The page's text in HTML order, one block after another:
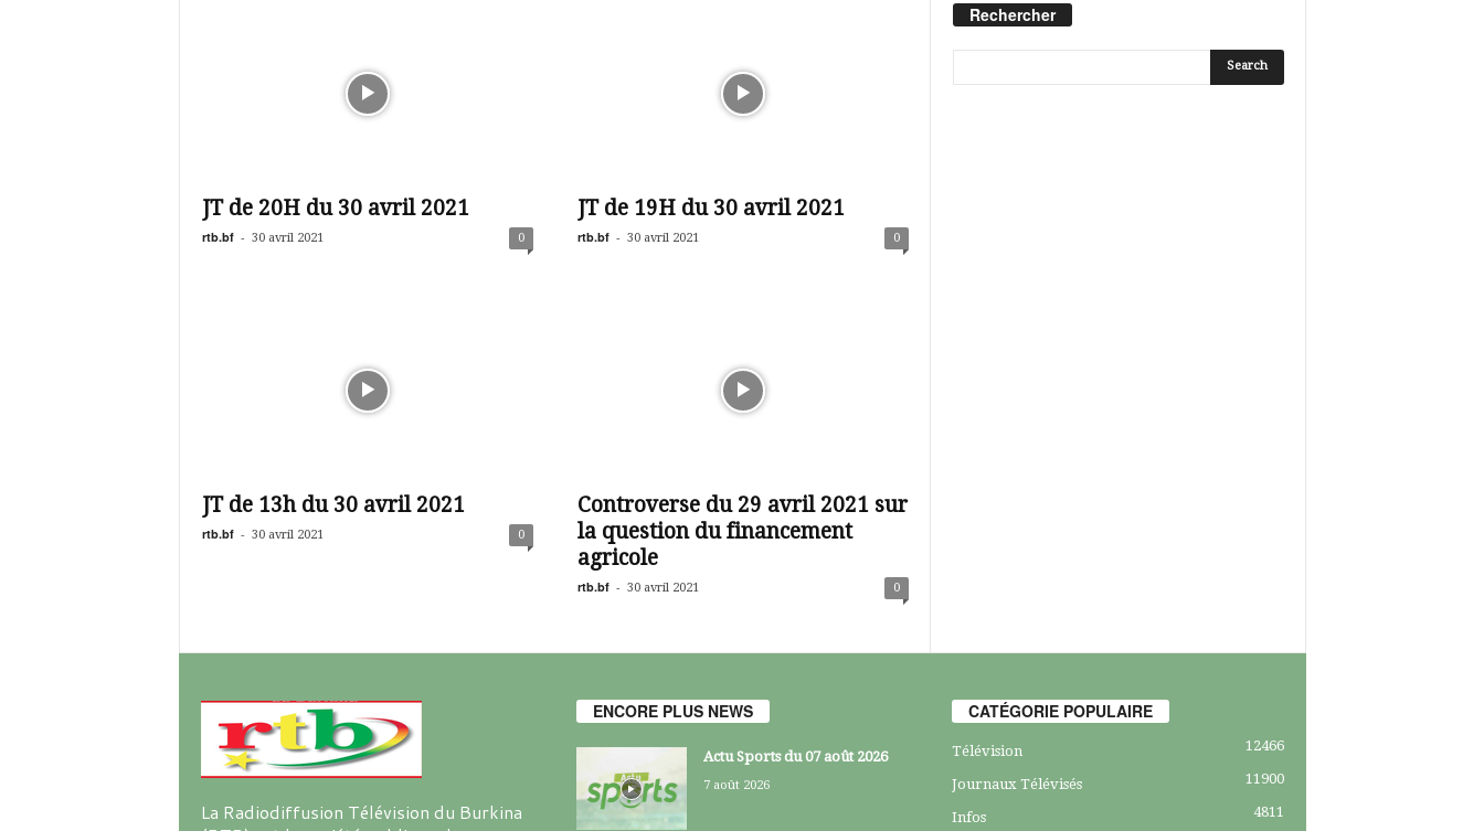
JT de 20H du 30 avril 2021
rtb.bf - 30 avril 2021 0
JT de 19H du 30 avril 2021
rtb.bf - 30 avril 2021 0
JT de 13h du 30 avril 2021
rtb.bf - 30 avril 2021 0
Controverse du 29 avril 2021 sur
la question du financement
agricole
rtb.bf - 30 avril 2021 0
Rechercher
La Radiodiffusion Télévision du Burkina
ENCORE PLUS NEWS
Actu Sports du 07 août 2026
7 août 2026
CATÉGORIE POPULAIRE
Télévision 12466
Journaux Télévisés 11900
Infos 4811